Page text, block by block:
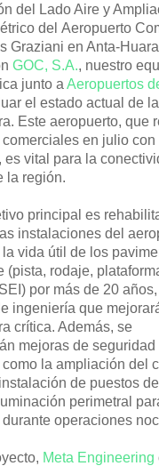
del Lado Aire y
del Aeropuerto
Graziani en Anta-
GOC, S.A., nuestro
junto a Aeropuertos
el estado actual de la
Este aeropuerto, que
en julio con
es vital para la
la región.
principal es
instalaciones del
vida útil de los
(pista, rodaje,
por más de 20
ingeniería que
crítica. Además, se
mejoras de seguridad
la ampliación del
de puestos
perimetral
durante operaciones
Meta Engineering